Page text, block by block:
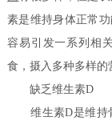
素是维持身体正常
容易引发一系列相
食，摄入多种多样的
缺乏维生素D
维生素D是维持骨